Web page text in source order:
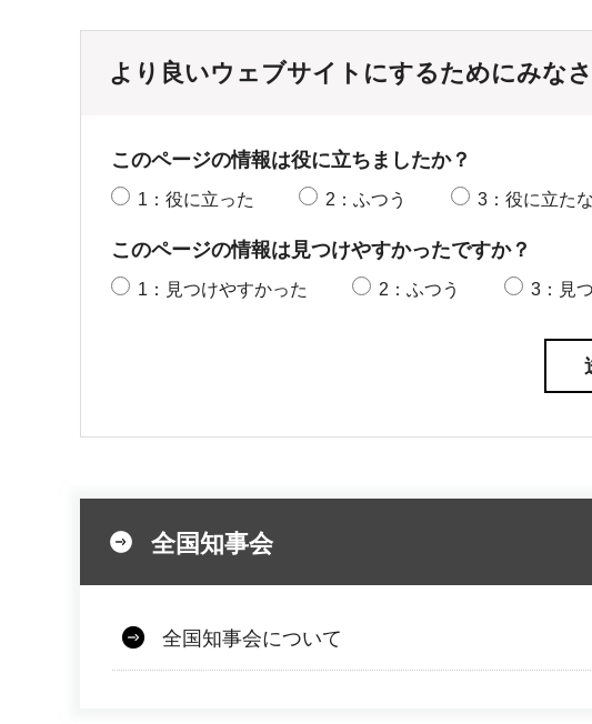
より良いウェブサイトにするためにみな
このページの情報は役に立ちましたか？
1：役に立った 2：ふつう 3：役に立た
このページの情報は見つけやすかったですか？
1：見つけやすかった 2：ふつう 3：見
全国知事会
全国知事会について